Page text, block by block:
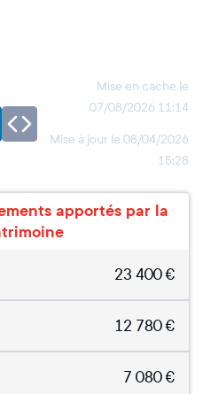
Mise en cache le
07/08/2026 11:14
Mise à jour le 08/04/2026
15:28
apportés par la
23 400€
12 780€
7 080€